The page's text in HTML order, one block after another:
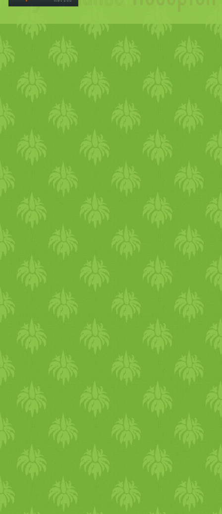
hibákra figyelj, senki se tök
ünnepek alatt is
teheted a legtöbbet. A
mint egy ház alapja.
nappalok egyre
sokaknak okoz lehangol
depressziós érzéseket is.
fénnyel ésmeleg séggel.
gyertyákat, öltözz vidám
a fényt a s zabadban, amikor
napsugarakkal. Ugyan
amikor tehetedmeleg ítsd
tánc,
jógavagy bármilyen
keringésed. Ideális
téli
estéken tartotok a
javításában is. Ha rád tör a
magával ragadjon a
találkozzatok, csináljatok
édesség
eknek is van